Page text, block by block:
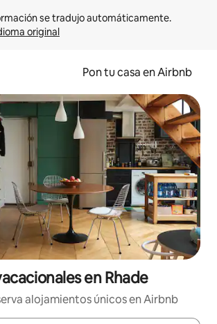
original
Pon tu casa en Airbnb
en Rhade
alojamientos únicos en Airbnb